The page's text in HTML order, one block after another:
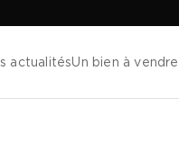
actualitésUn bien à